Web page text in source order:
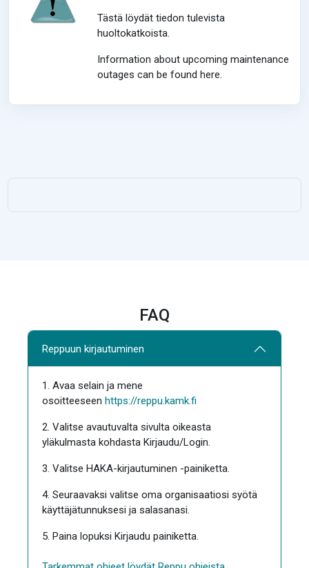
Tästä löydät tiedon tulevista
huoltokatkoista.
Information about upcoming maintenance
outages can be found here.
FAQ
Reppuun kirjautuminen
1. Avaa selain ja mene
osoitteeseenhttps://reppu.kamk.fi
2. Valitse avautuvalta sivulta oikeasta
yläkulmasta kohdasta Kirjaudu/Login.
3. Valitse HAKA-kirjautuminen -painiketta.
4. Seuraavaksi valitse oma organisaatiosi syötä
käyttäjätunnuksesi ja salasanasi.
5. Paina lopuksi Kirjaudu painiketta.